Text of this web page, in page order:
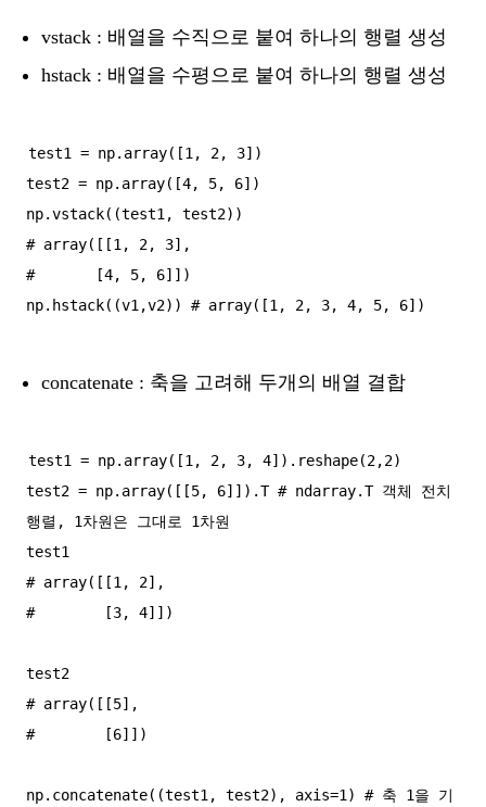
vstack : 배열을 수직으로 붙여 하나의 행렬 생성
hstack : 배열을 수평으로 붙여 하나의 행렬 생성
test1 = np.array([1, 2, 3])
test2 = np.array([4, 5, 6])
np.vstack((test1, test2))
# array([[1, 2, 3],
#       [4, 5, 6]])
concatenate : 축을 고려해 두개의 배열 결합
test1 = np.array([1, 2, 3, 4]).reshape(2,2)
test2 = np.array([[5, 6]]).T # ndarray.T 객체 전치
행렬, 1차원은 그대로 1차원
test1
# array([[1, 2],
#        [3, 4]])
test2
# array([[5],
#        [6]])
np.concatenate((test1, test2), axis=1) # 축 1을 기